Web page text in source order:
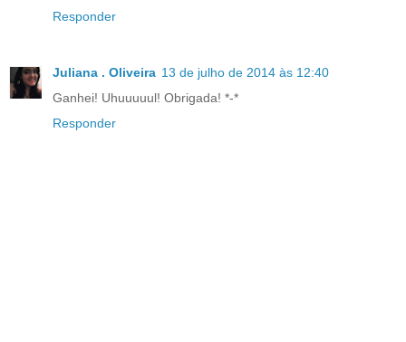
Responder
Juliana . Oliveira 13 de julho de 2014 às 12:40
Ganhei! Uhuuuuul! Obrigada! *-*
Responder